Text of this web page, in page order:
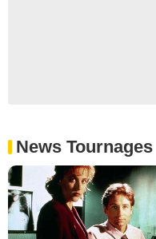
News Tournages